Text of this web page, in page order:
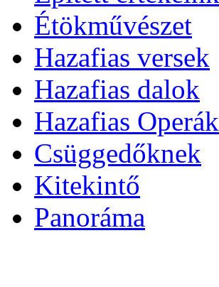
Étökművészet
Hazafias versek
Hazafias dalok
Hazafias Operák
Csüggedőknek
Kitekintő
Panoráma